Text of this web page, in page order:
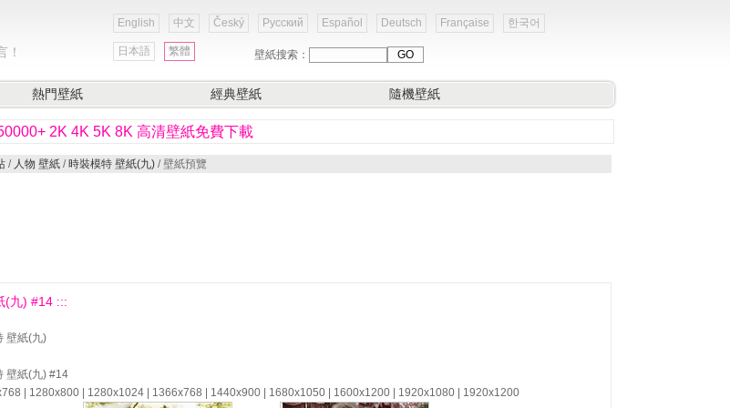
！
English 中文 Český Русский Español Deutsch Française 한국어
日本語 繁體 壁紙搜索：
熱門壁紙 經典壁紙 隨機壁紙
2K 4K 5K 8K 高清壁紙免費下載
/ 人物 壁紙 / 時裝模特 壁紙(九) / 壁紙預覽
(九) #14 :::
壁紙(九)
壁紙(九) #14
| 1280x800 | 1280x1024 | 1366x768 | 1440x900 | 1680x1050 | 1600x1200 | 1920x1080 | 1920x1200